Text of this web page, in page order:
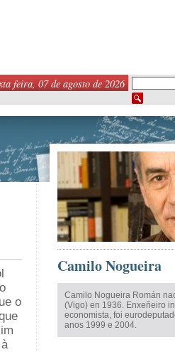
feira, 07 de agosto de 2026
o
Camilo Nogueira
Camilo Nogueira Román
(Vigo) en 1936. Enxeñeiro
economista, foi
anos 1999 e 2004.